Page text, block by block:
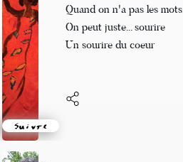
Suivre
Quand on n'a pas les mots,
On peut juste... sourire
Un sourire du coeur